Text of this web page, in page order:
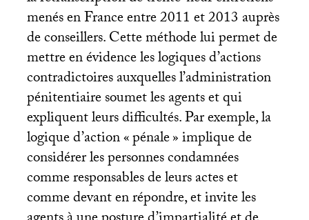
menés en France entre 2011 et 2013 auprès
de conseillers. Cette méthode lui permet de
mettre en évidence les logiques d’actions
contradictoires auxquelles l’administration
pénitentiaire soumet les agents et qui
expliquent leurs difficultés. Par exemple, la
logique d’action «pénale» implique de
considérer les personnes condamnées
comme responsables de leurs actes et
comme devant en répondre, et invite les